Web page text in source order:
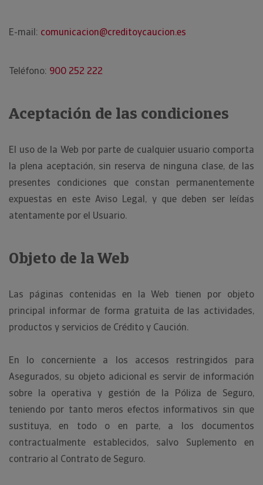
E-mail: comunicacion@creditoycaucion.es
Teléfono: 900 252 222
Aceptación de las condiciones
El uso de la Web por parte de cualquier usuario comporta
la plena aceptación, sin reserva de ninguna clase, de las
presentes condiciones que constan permanentemente
expuestas en este Aviso Legal, y que deben ser leídas
atentamente por el Usuario.
Objeto de la Web
Las páginas contenidas en la Web tienen por objeto
principal informar de forma gratuita de las actividades,
productos y servicios de Crédito y Caución.
En lo concerniente a los accesos restringidos para
Asegurados, su objeto adicional es servir de información
sobre la operativa y gestión de la Póliza de Seguro,
teniendo por tanto meros efectos informativos sin que
sustituya, en todo o en parte, a los documentos
contractualmente establecidos, salvo Suplemento en
contrario al Contrato de Seguro.